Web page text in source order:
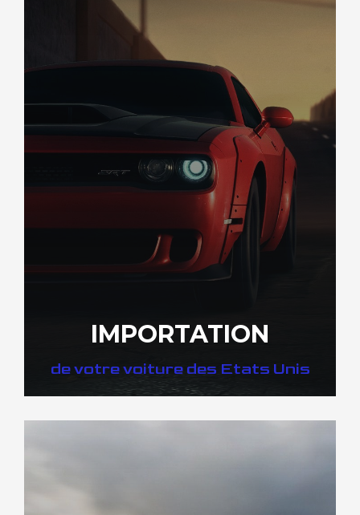
DÉCOUVREZ VOTRE INSPECTION AUTO USA
IMPORTATION
de votre voiture des Etats Unis